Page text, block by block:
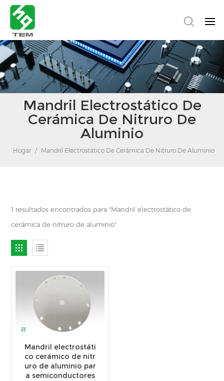
Mandril Electrostático De
Cerámica De Nitruro De
Aluminio
Hogar / Mandril Electrostático De Cerámica De Nitruro De Aluminio
1 resultados encontrados para "Mandril electrostático de
cerámica de nitruro de aluminio"
Mandril electrostáti
co cerámico de nitr
uro de aluminio par
a semiconductores